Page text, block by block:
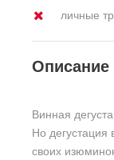
личные
Описание
Винная
Но дегустация
своих